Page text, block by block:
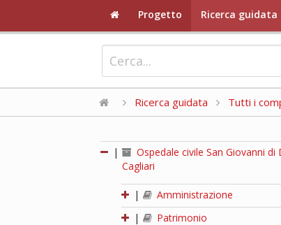
Progetto Ricerca guidata
Ricerca guidata Tutti i
|
Ospedale civile San Giovanni di
Cagliari
|
Amministrazione
|
Patrimonio